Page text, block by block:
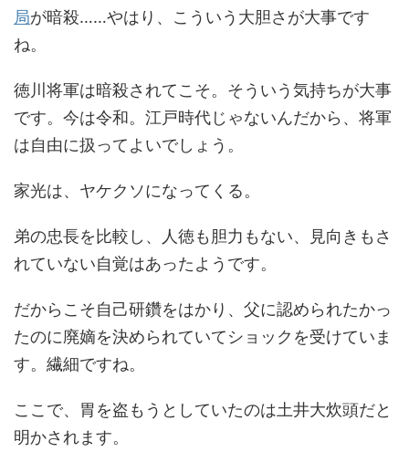
局が暗殺……やはり、こういう大胆さが大事です
ね。
徳川将軍は暗殺されてこそ。そういう気持ちが大事
です。今は令和。江戸時代じゃないんだから、将軍
は自由に扱ってよいでしょう。
家光は、ヤケクソになってくる。
弟の忠長を比較し、人徳も胆力もない、見向きもさ
れていない自覚はあったようです。
だからこそ自己研鑽をはかり、父に認められたかっ
たのに廃嫡を決められていてショックを受けていま
す。繊細ですね。
ここで、胃を盗もうとしていたのは土井大炊頭だと
明かされます。